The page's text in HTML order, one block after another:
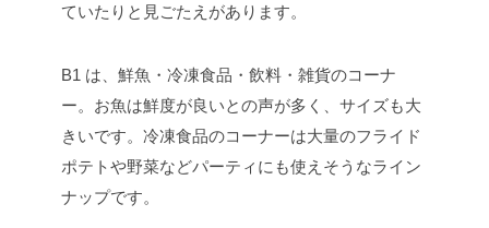
ていたりと見ごたえがあります。
B1 は、鮮魚・冷凍食品・飲料・雑貨のコーナ
ー。お魚は鮮度が良いとの声が多く、サイズも大
きいです。冷凍食品のコーナーは大量のフライド
ポテトや野菜などパーティにも使えそうなライン
ナップです。